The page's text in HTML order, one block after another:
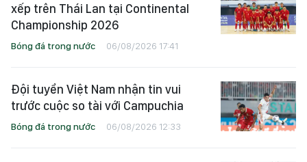
xếp trên Thái Lan tại Continental
Championship 2026
Bóng đá trong nước 06/08/2026 17:41
Đội tuyển Việt Nam nhận tin vui
trước cuộc so tài với Campuchia
Bóng đá trong nước 06/08/2026 12:33